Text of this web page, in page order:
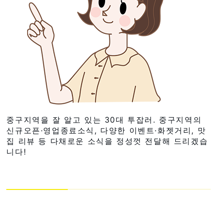
중구지역을 잘 알고 있는 30대 투잡러. 중구지역의
신규오픈·영업종료소식, 다양한 이벤트·화젯거리, 맛
집 리뷰 등 다채로운 소식을 정성껏 전달해 드리겠습
니다!